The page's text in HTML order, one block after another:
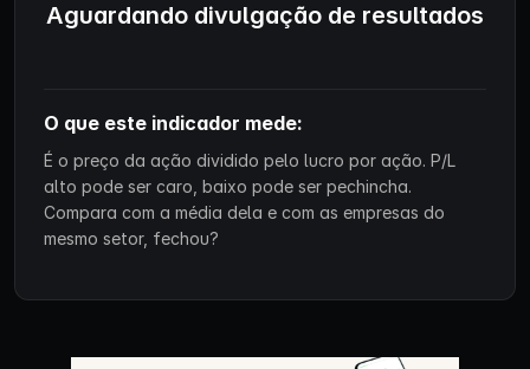
Aguardando divulgação de resultados
O que este indicador mede:
É o preço da ação dividido pelo lucro por ação. P/L
alto pode ser caro, baixo pode ser pechincha.
Compara com a média dela e com as empresas do
mesmo setor, fechou?